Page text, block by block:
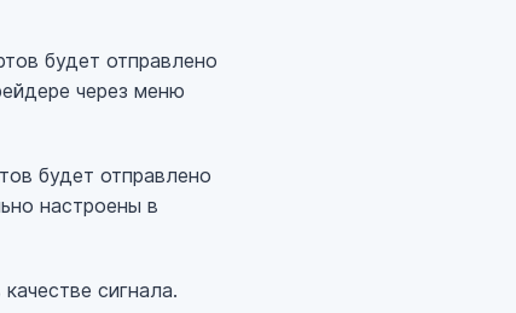
будет отправлено
через меню
будет отправлено
настроены в
сигнала.